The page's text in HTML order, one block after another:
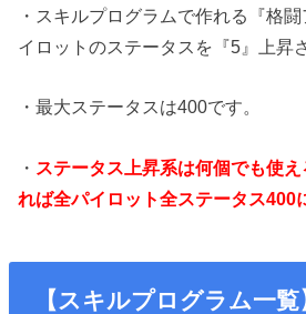
・スキルプログラムで作れる『格
イロットのステータスを『5』上昇
・最大ステータスは400です。
・ ステータス上昇系は何個でも使
れば全パイロット全ステータス400
【 スキルプログラム一覧